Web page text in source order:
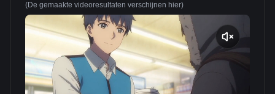
(De gemaakte videoresultaten verschijnen hier)